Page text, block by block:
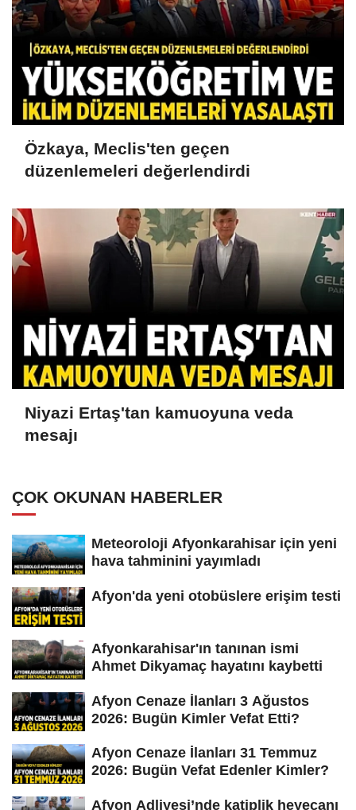
Özkaya, Meclis'ten geçen
düzenlemeleri değerlendirdi
Niyazi Ertaş'tan kamuoyuna veda
mesajı
ÇOK OKUNAN HABERLER
Meteoroloji Afyonkarahisar için yeni
hava tahminini yayımladı
Afyon'da yeni otobüslere erişim testi
Afyonkarahisar'ın tanınan ismi
Ahmet Dikyamaç hayatını kaybetti
Afyon Cenaze İlanları 3 Ağustos
2026: Bugün Kimler Vefat Etti?
Afyon Cenaze İlanları 31 Temmuz
2026: Bugün Vefat Edenler Kimler?
Afyon Adliyesi’nde katiplik heyecanı